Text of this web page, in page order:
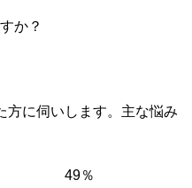
か？
方に伺いします。主な悩み
49％